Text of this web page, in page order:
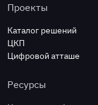
Проекты
Каталог решений
ЦКП
Цифровой атташе
Ресурсы